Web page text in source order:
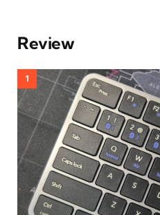
Review